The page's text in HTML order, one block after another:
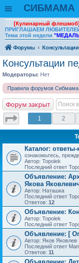
СИБМАМА
[Кулинарный флешмоб]
ПРИГЛАШАЕМ
Тема этой недели
Форумы
Консультации
Модераторы: Нет
Правила форумов Сибмама
Форум закрыт
1 2
Каталог:
ознакомьтесь,
Автор: Topolek
Последний ответ
Объявление:
Якова
Автор: Наташка
Последний ответ
Ответов: 12
Объявление:
Автор: Topolek
Последний ответ
Объявление: [
Автор: Яков Яковлев
Последний ответ
Ответов: 11